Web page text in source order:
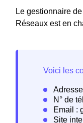
Le gestionnaire
Réseaux est en